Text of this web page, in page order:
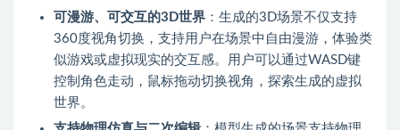
可漫游、可交互的3D世界 ：生成的3D场景不仅支持
360度视角切换，支持用户在场景中自由漫游，体验类
似游戏或虚拟现实的交互感。用户可以通过WASD键
控制角色走动，鼠标拖动切换视角，探索生成的虚拟
世界。